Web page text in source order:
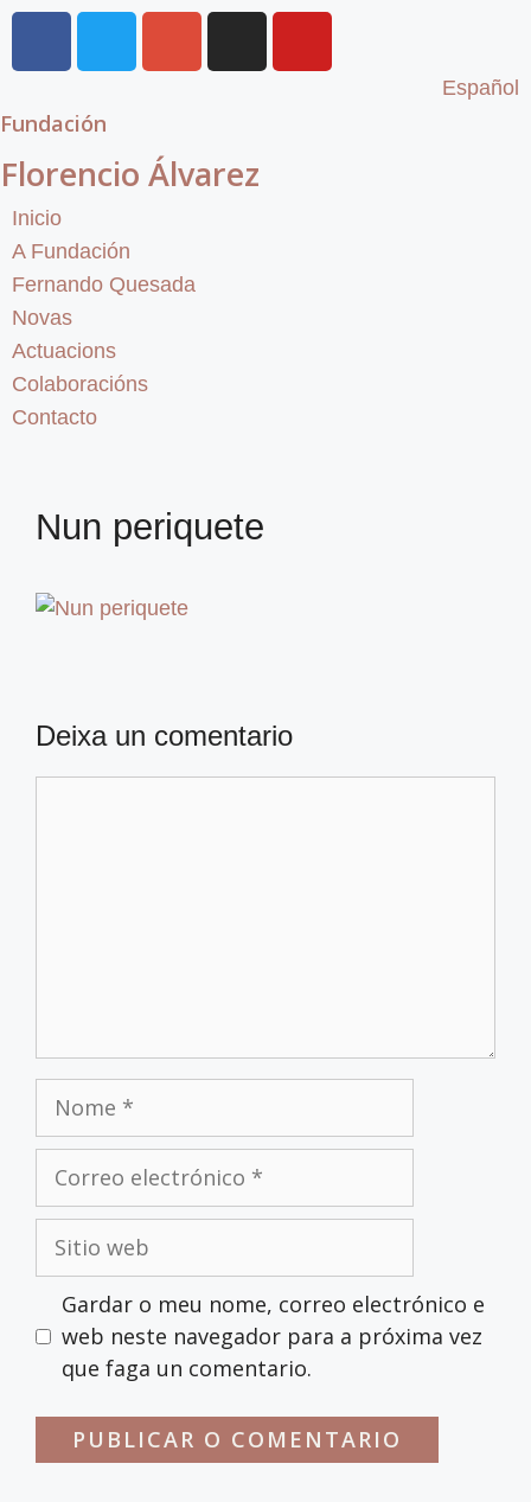
Español
Fundación
Florencio Álvarez
Inicio
A Fundación
Fernando Quesada
Novas
Actuacions
Colaboracións
Contacto
Nun periquete
Deixa un comentario
Gardar o meu nome, correo electrónico e
web neste navegador para a próxima vez
que faga un comentario.